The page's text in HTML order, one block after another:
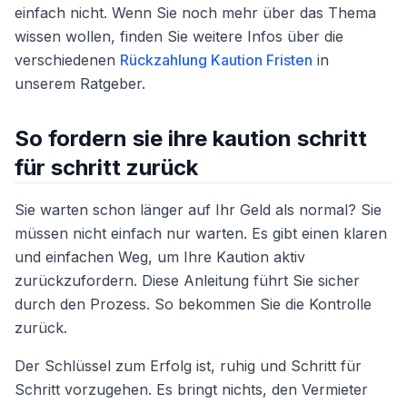
einfach nicht. Wenn Sie noch mehr über das Thema
wissen wollen, finden Sie weitere Infos über die
verschiedenen Rückzahlung Kaution Fristen in
unserem Ratgeber.
So fordern sie ihre kaution schritt
für schritt zurück
Sie warten schon länger auf Ihr Geld als normal? Sie
müssen nicht einfach nur warten. Es gibt einen klaren
und einfachen Weg, um Ihre Kaution aktiv
zurückzufordern. Diese Anleitung führt Sie sicher
durch den Prozess. So bekommen Sie die Kontrolle
zurück.
Der Schlüssel zum Erfolg ist, ruhig und Schritt für
Schritt vorzugehen. Es bringt nichts, den Vermieter